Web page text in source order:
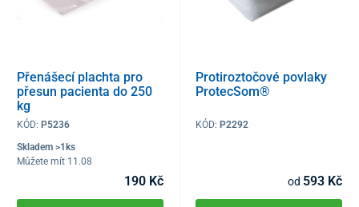
Přenášecí plachta pro
přesun pacienta do 250
kg
KÓD: P5236
Skladem >1ks
Můžete mít 11.08
190 Kč
Protiroztočové povlaky
ProtecSom®
KÓD: P2292
od 593 Kč